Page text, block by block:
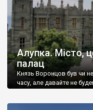
Алупка. Місто,
палац
Князь Воронцов був чи
часу, але давайте не